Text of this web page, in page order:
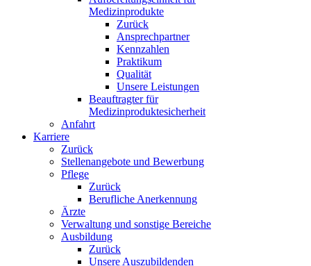
Medizinprodukte
Zurück
Ansprechpartner
Kennzahlen
Praktikum
Qualität
Unsere Leistungen
Beauftragter für
Medizinproduktesicherheit
Anfahrt
Karriere
Zurück
Stellenangebote und Bewerbung
Pflege
Zurück
Berufliche Anerkennung
Ärzte
Verwaltung und sonstige Bereiche
Ausbildung
Zurück
Unsere Auszubildenden